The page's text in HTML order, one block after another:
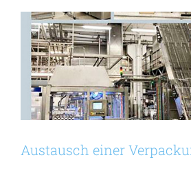
Austausch einer